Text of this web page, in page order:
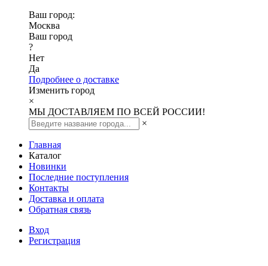
Ваш город:
Москва
Ваш город
?
Нет
Да
Подробнее о доставке
Изменить город
×
МЫ ДОСТАВЛЯЕМ ПО ВСЕЙ РОССИИ!
×
Главная
Каталог
Новинки
Последние поступления
Контакты
Доставка и оплата
Обратная связь
Вход
Регистрация